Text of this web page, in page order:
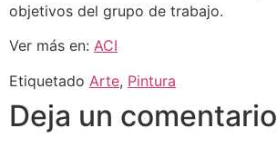
objetivos del grupo de trabajo.
Ver más en: ACI
Etiquetado Arte, Pintura
Deja un comentario